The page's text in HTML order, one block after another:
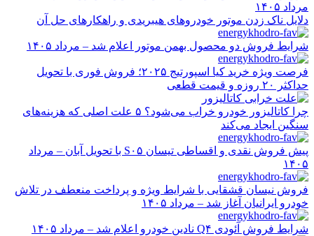
مرداد ۱۴۰۵
دلایل ناک زدن موتور خودروهای هیبریدی و راهکارهای حل آن
شرایط فروش دو محصول بهمن موتور اعلام شد – مرداد ۱۴۰۵
فرصت ویژه خرید کیا اسپورتیج ۲۰۲۵؛ فروش فوری با تحویل
حداکثر ۲۰ روزه و قیمت قطعی
چرا کاتالیزور خودرو خراب می‌شود؟ ۵ علت اصلی که هزینه‌های
سنگین ایجاد می‌کند
پیش فروش نقدی و اقساطی تیسان S۰۵ با تحویل آبان – مرداد
۱۴۰۵
فروش نیسان قشقایی با شرایط ویژه و پرداخت منعطف در تلاش
خودرو ایرانیان آغاز شد – مرداد ۱۴۰۵
شرایط فروش آئودی Q۴ نادین خودرو اعلام شد – مرداد ۱۴۰۵